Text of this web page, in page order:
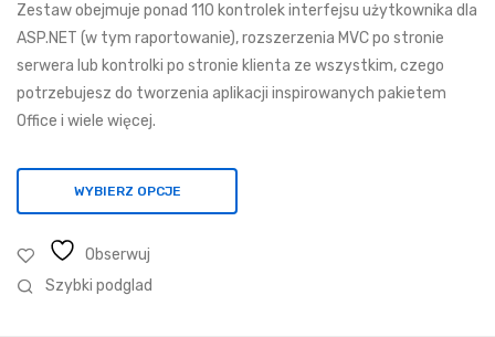
064,31 zł
do
4
Zestaw obejmuje ponad 110 kontrolek interfejsu użytkownika dla
ASP.NET (w tym raportowanie), rozszerzenia MVC po stronie
serwera lub kontrolki po stronie klienta ze wszystkim, czego
potrzebujesz do tworzenia aplikacji inspirowanych pakietem
Office i wiele więcej.
WYBIERZ OPCJE
Obserwuj
Szybki podglad